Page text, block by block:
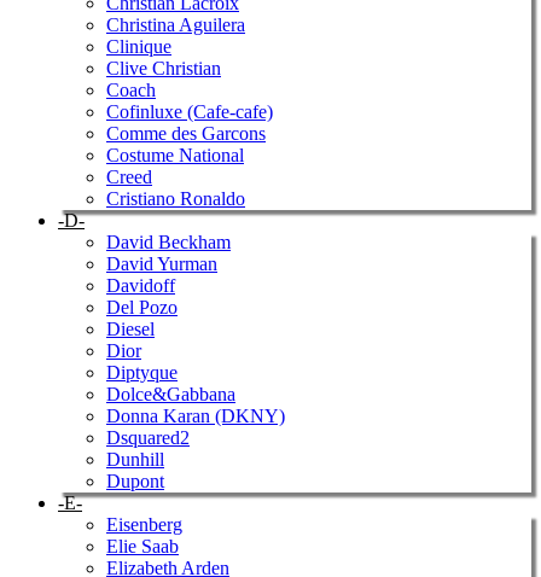
Christina Aguilera
Clinique
Clive Christian
Coach
Cofinluxe (Cafe-cafe)
Comme des Garcons
Costume National
Creed
Cristiano Ronaldo
-D-
David Beckham
David Yurman
Davidoff
Del Pozo
Diesel
Dior
Diptyque
Dolce&Gabbana
Donna Karan (DKNY)
Dsquared2
Dunhill
Dupont
-E-
Eisenberg
Elie Saab
Elizabeth Arden